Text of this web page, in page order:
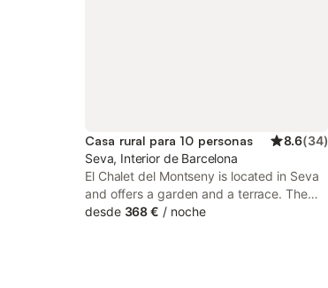
Casa rural para 10 personas 8.6(34)
Seva, Interior de Barcelona
El Chalet del Montseny is located in Seva
and offers a garden and a terrace. The
property has garden and quiet street
desde 368 € / noche